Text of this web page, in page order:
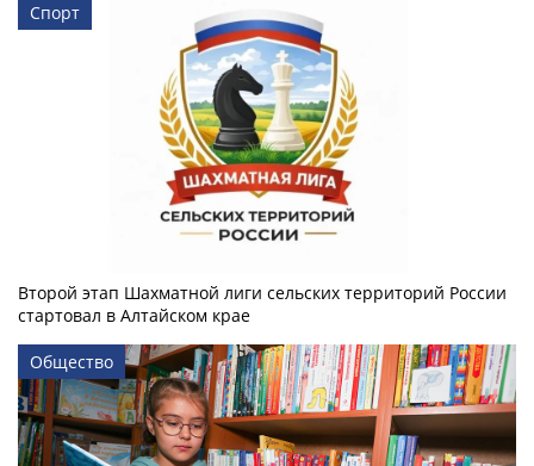
Спорт
Второй этап Шахматной лиги сельских территорий России
стартовал в Алтайском крае
Общество